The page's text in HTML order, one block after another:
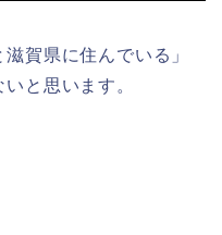
賀県に住んでいる」
と思います。